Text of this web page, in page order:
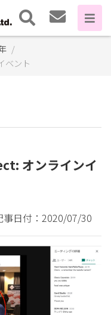
ベント
オンラインイ
事日付：2020/07/30